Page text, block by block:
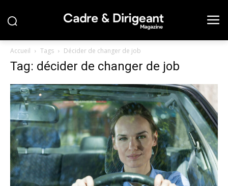
Accueil Tags Décider de changer de job
Tag: décider de changer de job